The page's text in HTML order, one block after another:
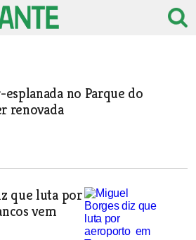
esplanada no Parque do
renovada
que luta por
vem